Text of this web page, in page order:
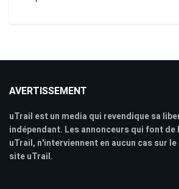
AVERTISSEMENT
uTrail est un media qui revendique sa
indépendant. Les annonceurs qui font de
uTrail, n'interviennent en aucun cas sur
site uTrail.